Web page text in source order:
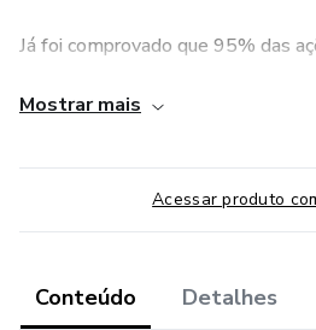
Já foi comprovado que 95% das
desta ferramenta, podemos limpar
afastam de CRIAR MAIS! O que
si mesmo que te impede de
DESPROGRAMAR e
A Desprogramação
Mostrar mais
Acessar produto
Conteúdo Detalhes